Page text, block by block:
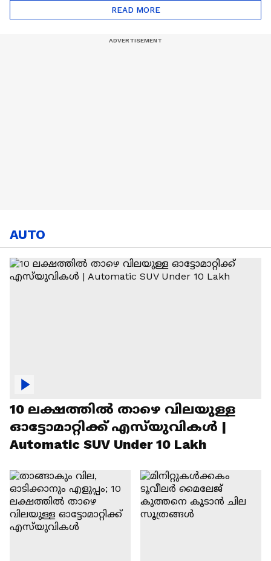
പുല്‍കിയ രാവ് |
അർജന്റീനയുടെ
എതിരാളി
READ MORE
AUTO
10 ലക്ഷത്തിൽ താഴെ വിലയുള്ള
ഓട്ടോമാറ്റിക്ക് എസ്‍യുവികൾ |
Automatic SUV Under 10 Lakh